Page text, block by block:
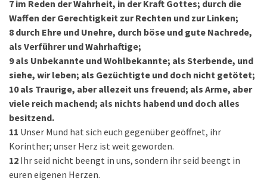
7 im Reden der Wahrheit, in der Kraft Gottes; durch die
Waffen der Gerechtigkeit zur Rechten und zur Linken;
8 durch Ehre und Unehre, durch böse und gute Nachrede,
als Verführer und Wahrhaftige;
9 als Unbekannte und Wohlbekannte; als Sterbende, und
siehe, wir leben; als Gezüchtigte und doch nicht getötet;
10 als Traurige, aber allezeit uns freuend; als Arme, aber
viele reich machend; als nichts habend und doch alles
besitzend.
11 Unser Mund hat sich euch gegenüber geöffnet, ihr
Korinther; unser Herz ist weit geworden.
12 Ihr seid nicht beengt in uns, sondern ihr seid beengt in
euren eigenen Herzen.